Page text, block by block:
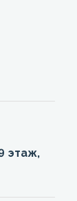
этаж,